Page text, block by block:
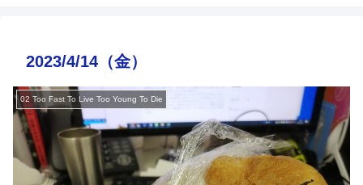
2023/4/14（金）
02 Too Fast To Live Too Young To Die